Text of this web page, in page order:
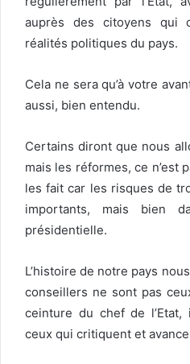
auprès des citoyens qui
réalités politiques du pays.
Cela ne sera qu’à votre
aussi, bien entendu.
Certains diront que nous
mais les réformes, ce n’est
les fait car les risques de
importants, mais bien
présidentielle.
L’histoire de notre pays
conseillers ne sont pas
ceinture du chef de l’Etat,
ceux qui critiquent et